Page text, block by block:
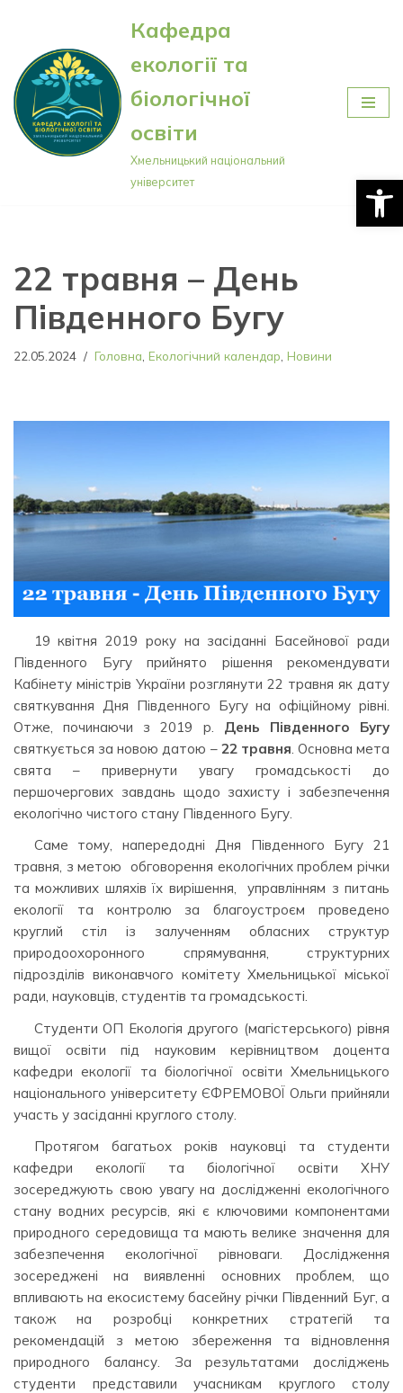
Перейти
до
вмісту
Кафедра
екології та
біологічної
освіти
Хмельницький національний
університет
22 травня – День
Південного Бугу
22.05.2024 Головна Екологічний календар Новини
19 квітня 2019 року на засіданні Басейнової ради
Південного Бугу прийнято рішення рекомендувати
Кабінету міністрів України розглянути 22 травня як дату
святкування Дня Південного Бугу на офіційному рівні.
Отже, починаючи з 2019 р. День Південного Бугу
святкується за новою датою – 22 травня. Основна мета
свята – привернути увагу громадськості до
першочергових завдань щодо захисту і забезпечення
екологічно чистого стану Південного Бугу.
Саме тому, напередодні Дня Південного Бугу 21
травня, з метою обговорення екологічних проблем річки
та можливих шляхів їх вирішення, управлінням з питань
екології та контролю за благоустроєм проведено
круглий стіл із залученням обласних структур
природоохоронного спрямування, структурних
підрозділів виконавчого комітету Хмельницької міської
ради, науковців, студентів та громадськості.
Студенти ОП Екологія другого (магістерського) рівня
вищої освіти під науковим керівництвом доцента
кафедри екології та біологічної освіти Хмельницького
національного університету ЄФРЕМОВОЇ Ольги прийняли
участь у засіданні круглого столу.
Протягом багатьох років науковці та студенти
кафедри екології та біологічної освіти ХНУ
зосереджують свою увагу на дослідженні екологічного
стану водних ресурсів, які є ключовими компонентами
природного середовища та мають велике значення для
забезпечення екологічної рівноваги. Дослідження
зосереджені на виявленні основних проблем, що
впливають на екосистему басейну річки Південний Буг, а
також на розробці конкретних стратегій та
рекомендацій з метою збереження та відновлення
природного балансу. За результатами досліджень
студенти представили учасникам круглого столу